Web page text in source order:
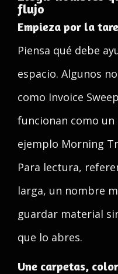
flujo
Empieza por la
Piensa qué debe
espacio. Algunos
como Invoice
funcionan como
ejemplo Morning
Para lectura,
larga, un nombre
guardar material
que lo abres.
Une carpetas,